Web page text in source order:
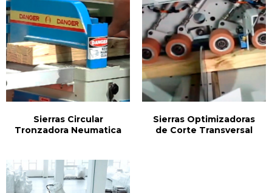
Sierras Circular
Tronzadora Neumatica
Sierras Optimizadoras
de Corte Transversal